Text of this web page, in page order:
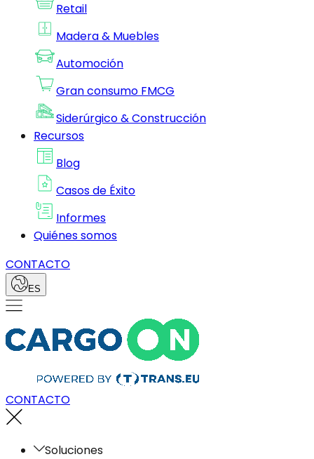
Retail
Madera & Muebles
Automoción
Gran consumo FMCG
Siderúrgico & Construcción
Recursos
Blog
Casos de Éxito
Informes
Quiénes somos
CONTACTO
ES
CONTACTO
Soluciones